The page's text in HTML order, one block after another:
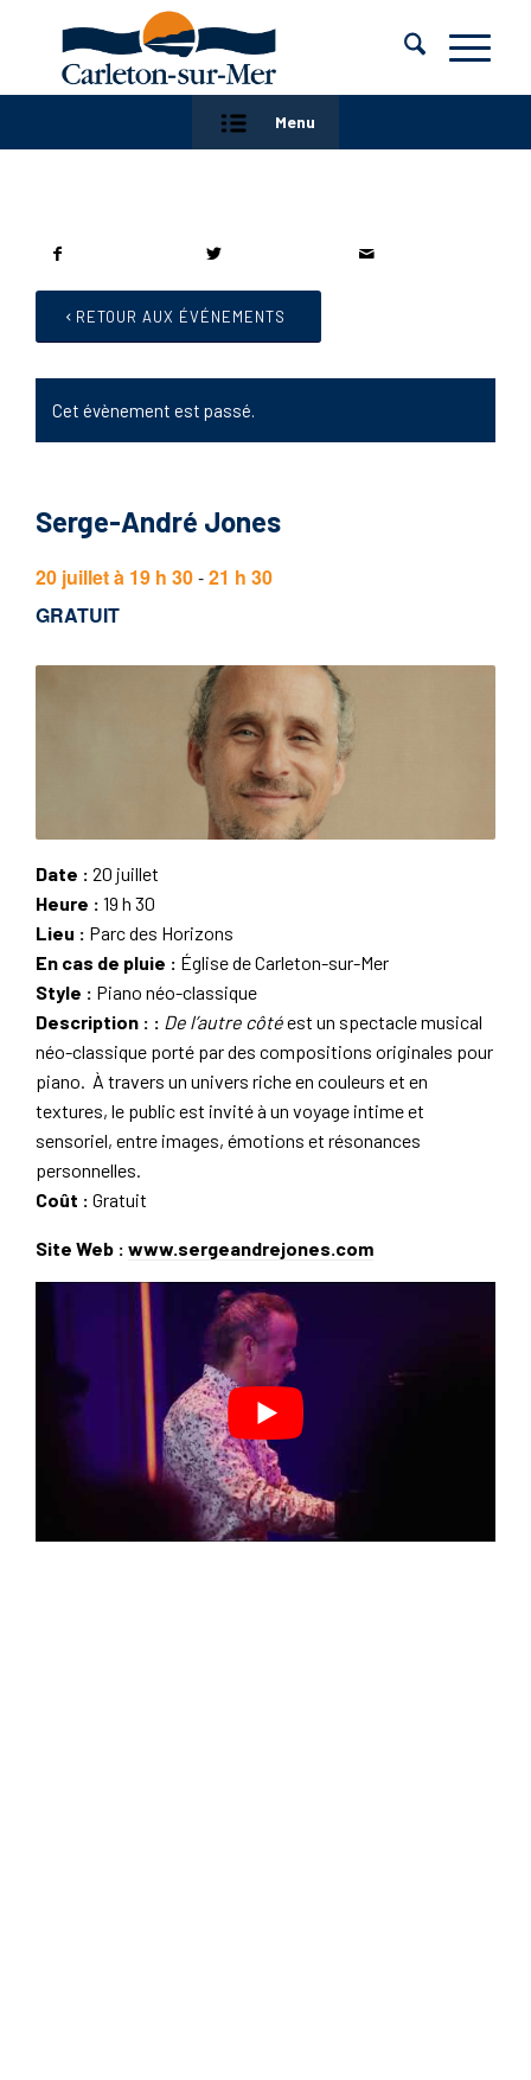
Menu
RETOUR AUX ÉVÉNEMENTS
Cet évènement est passé.
Serge-André Jones
20 juillet à 19 h 30-21 h 30
GRATUIT
Date : 20 juillet
Heure : 19 h 30
Lieu : Parc des Horizons
En cas de pluie : Église de Carleton-sur-Mer
Style : Piano néo-classique
Description : : De l’autre côtéest un spectacle musical
néo-classique porté par des compositions originales pour
piano. À travers un univers riche en couleurs et en
textures, le public est invité à un voyage intime et
sensoriel, entre images, émotions et résonances
personnelles.
Coût : Gratuit
Site Web : www.sergeandrejones.com